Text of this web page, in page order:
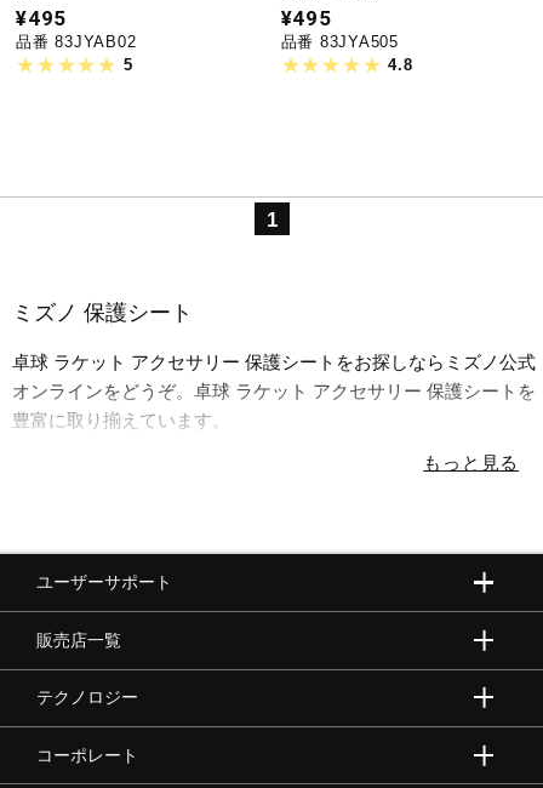
ワーキング
ライフスタイルグッズ
寝具／ミズノスリープ
アウトドア／レイン
サポーター
¥495
品番 83JYAB02
5
¥495
品番 83JYA505
4.8
1
ミズノ 保護シート
卓球 ラケット アクセサリー 保護シートをお探しならミズノ公式
オンラインをどうぞ。卓球 ラケット アクセサリー 保護シートを
豊富に取り揃えています。
ユーザーサポート
販売店一覧
テクノロジー
コーポレート